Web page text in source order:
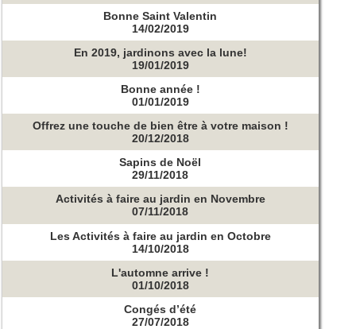
Bonne Saint Valentin
14/02/2019
En 2019, jardinons avec la lune!
19/01/2019
Bonne année !
01/01/2019
Offrez une touche de bien être à votre maison !
20/12/2018
Sapins de Noël
29/11/2018
Activités à faire au jardin en Novembre
07/11/2018
Les Activités à faire au jardin en Octobre
14/10/2018
L'automne arrive !
01/10/2018
Congés d’été
27/07/2018